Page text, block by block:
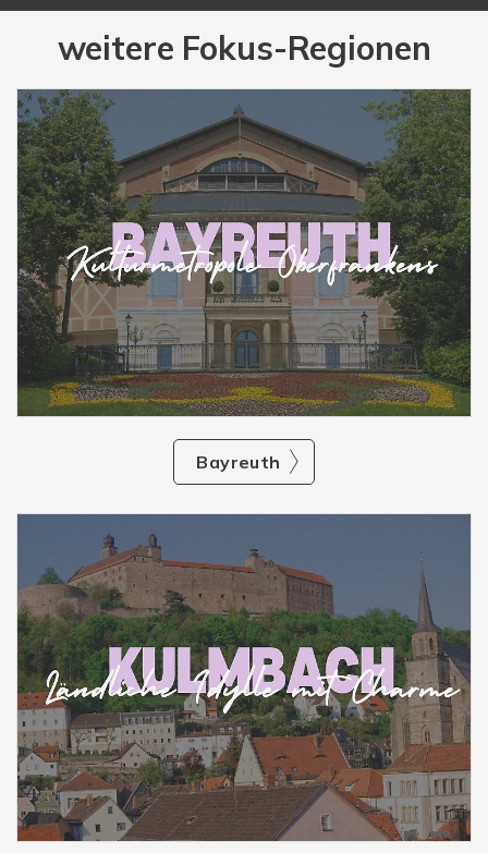
weitere Fokus-Regionen
Bayreuth